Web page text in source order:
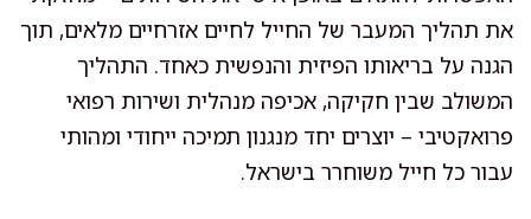
את תהליך המעבר של החייל לחיים אזרחיים מלאים, תוך
הגנה על בריאותו הפיזית והנפשית כאחד. התהליך
המשולב שבין חקיקה, אכיפה מנהלית ושירות רפואי
פרואקטיבי – יוצרים יחד מנגנון תמיכה ייחודי ומהותי
עבור כל חייל משוחרר בישראל.